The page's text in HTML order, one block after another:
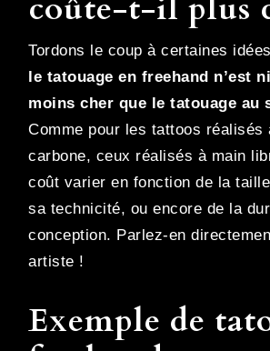
coûte-t-il plus
Tordons le coup à certaines
le tatouage en freehand n’est
moins cher que le tatouage au
Comme pour les tattoos réalisés
carbone, ceux réalisés à main
coût varier en fonction de la
sa technicité, ou encore de la
conception. Parlez-en
artiste !
Exemple de